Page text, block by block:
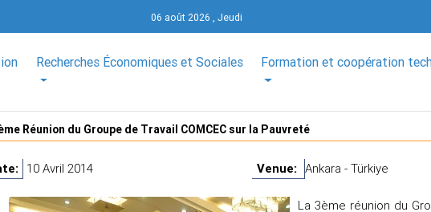
06 août 2026 , Jeudi
Recherches Économiques et Sociales Formation et coopération
Réunion du Groupe de Travail COMCEC sur la Pauvreté
10 Avril 2014 Venue: Ankara - Türkiye
La 3ème réunion du